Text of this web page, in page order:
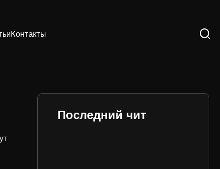
Контакты
Последний чит